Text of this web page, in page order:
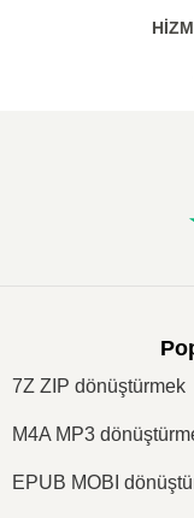
7Z ZIP dönüştürmek
M4A MP3
EPUB MOBI